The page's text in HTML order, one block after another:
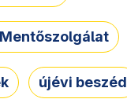
újévi beszéd